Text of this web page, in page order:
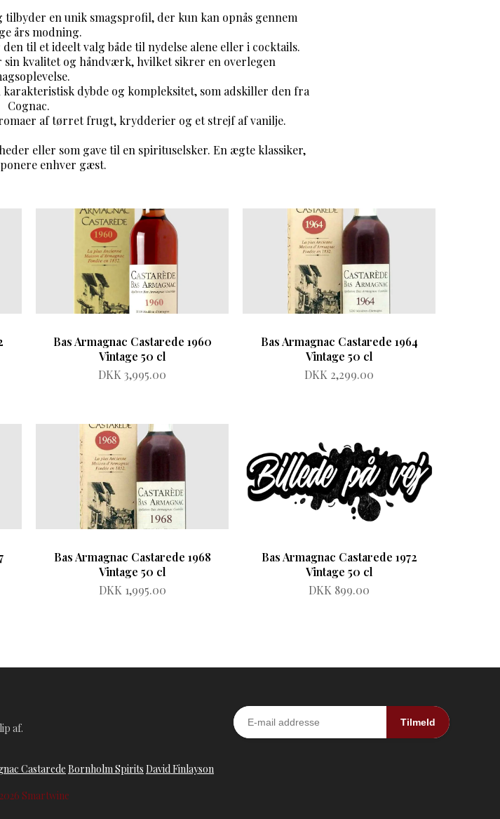
tilbyder en unik smagsprofil, der kun kan opnås gennem
års modning.
til et ideelt valg både til nydelse alene eller i cocktails.
sin kvalitet og håndværk, hvilket sikrer en overlegen
dybde og kompleksitet, som adskiller den fra
Cognac.
af tørret frugt, krydderier og et strejf af vanilje.
eller som gave til en spirituselsker. En ægte klassiker,
enhver gæst.
Bas Armagnac Castarede 1960
Vintage 50 cl
DKK 3,995.00
Bas Armagnac Castarede 1964
Vintage 50 cl
DKK 2,299.00
Bas Armagnac Castarede 1968
Vintage 50 cl
DKK 1,995.00
Bas Armagnac Castarede 1972
Vintage 50 cl
DKK 899.00
af.
Tilmeld
Castarede Bornholm Spirits David Finlayson
Smartwine